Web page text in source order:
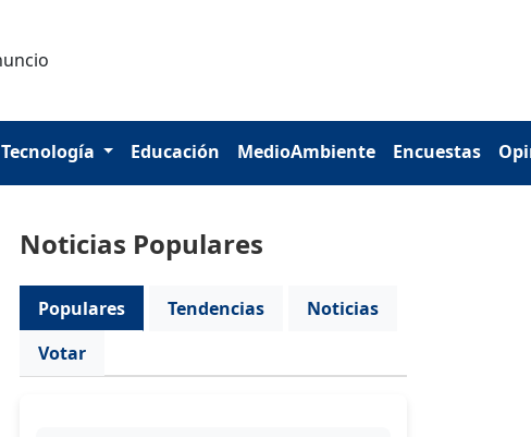
Tecnología Educación MedioAmbiente Encuestas
Noticias Populares
Populares Tendencias
Noticias
Votar